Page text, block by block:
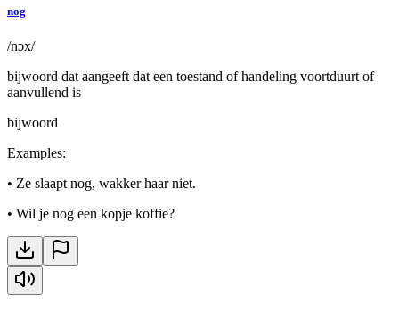
nog
/nɔx/
bijwoord dat aangeeft dat een toestand of handeling voortduurt of
aanvullend is
bijwoord
Examples:
• Ze slaapt nog, wakker haar niet.
• Wil je nog een kopje koffie?